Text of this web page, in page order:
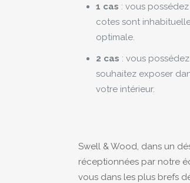
1 cas : vous
cotes sont
optimale
2 cas : vous
souhaitez exposer
votre intérieur.
Swell & Wood, dans un
réceptionnées par notre
vous dans les plus brefs